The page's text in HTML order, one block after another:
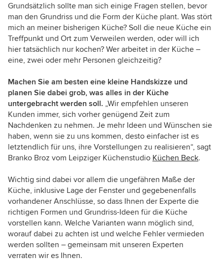
Grundsätzlich sollte man sich einige Fragen stellen, bevor
man den Grundriss und die Form der Küche plant. Was stört
mich an meiner bisherigen Küche? Soll die neue Küche ein
Treffpunkt und Ort zum Verweilen werden, oder will ich
hier tatsächlich nur kochen? Wer arbeitet in der Küche –
eine, zwei oder mehr Personen gleichzeitig?
Machen Sie am besten eine kleine Handskizze und
planen Sie dabei grob, was alles in der Küche
untergebracht werden soll. „Wir empfehlen unseren
Kunden immer, sich vorher genügend Zeit zum
Nachdenken zu nehmen. Je mehr Ideen und Wünschen sie
haben, wenn sie zu uns kommen, desto einfacher ist es
letztendlich für uns, ihre Vorstellungen zu realisieren“, sagt
Branko Broz vom Leipziger Küchenstudio Küchen Beck.
Wichtig sind dabei vor allem die ungefähren Maße der
Küche, inklusive Lage der Fenster und gegebenenfalls
vorhandener Anschlüsse, so dass Ihnen der Experte die
richtigen Formen und Grundriss-Ideen für die Küche
vorstellen kann. Welche Varianten wann möglich sind,
worauf dabei zu achten ist und welche Fehler vermieden
werden sollten – gemeinsam mit unseren Experten
verraten wir es Ihnen.